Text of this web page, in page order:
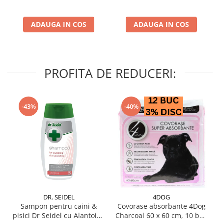
ADAUGA IN COS ADAUGA IN COS
PROFITA DE REDUCERI:
-43%
DR. SEIDEL
Sampon pentru caini &
pisici Dr Seidel cu Alantoina
-40%
4DOG
Covorase absorbante 4Dog
Charcoal 60 x 60 cm, 10 buc